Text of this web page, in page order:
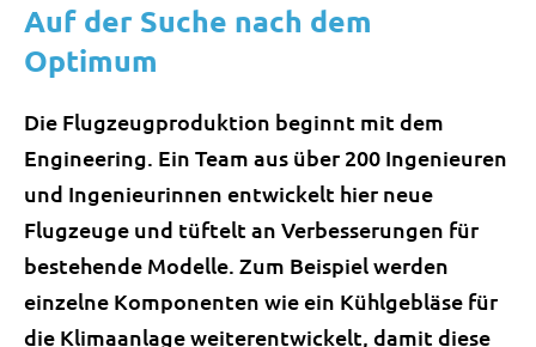
Auf der Suche nach dem
Optimum
Die Flugzeugproduktion beginnt mit dem
Engineering. Ein Team aus über 200 Ingenieuren
und Ingenieurinnen entwickelt hier neue
Flugzeuge und tüftelt an Verbesserungen für
bestehende Modelle. Zum Beispiel werden
einzelne Komponenten wie ein Kühlgebläse für
die Klimaanlage weiterentwickelt, damit diese